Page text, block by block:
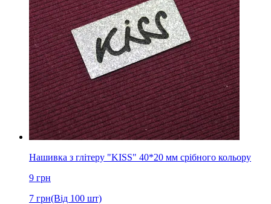
Нашивка з глітеру "KISS" 40*20 мм срібного кольору
9 грн
7 грн(Від 100 шт)